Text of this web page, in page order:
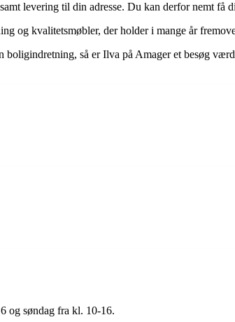
levering til din adresse. Du kan derfor nemt få
og kvalitetsmøbler, der holder i mange år
så er Ilva på Amager et besøg
og søndag fra kl. 10-16.